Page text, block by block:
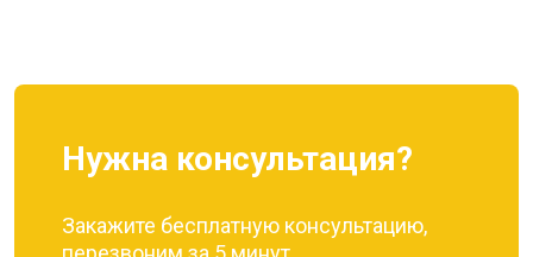
Нужна консультация?
Закажите бесплатную консультацию,